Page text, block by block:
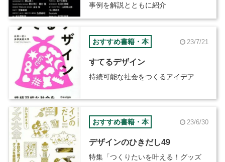
事例を解説とともに紹介
おすすめ書籍・本 23/7/21
すてるデザイン
持続可能な社会をつくるアイデア
おすすめ書籍・本 23/6/30
デザインのひきだし49
特集「つくりたいを叶える！グッズ